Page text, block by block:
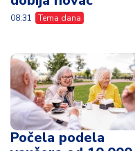
08:31 Tema dana
Počela podela